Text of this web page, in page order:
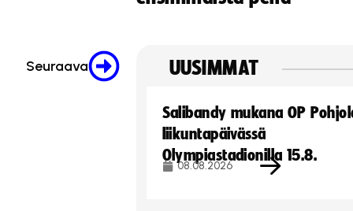
Seuraava UUSIMMAT
Salibandy mukana OP
liikuntapäivässä
Olympiastadionilla 15.8.
08.08.2026